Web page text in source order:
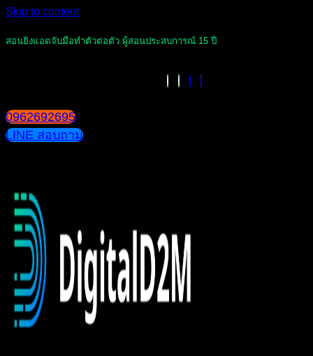
Skip to content
สอนยิงแอดจับมือทำตัวต่อตัว ผู้สอนประสบการณ์ 15 ปี
0962692695
LINE สอบถาม